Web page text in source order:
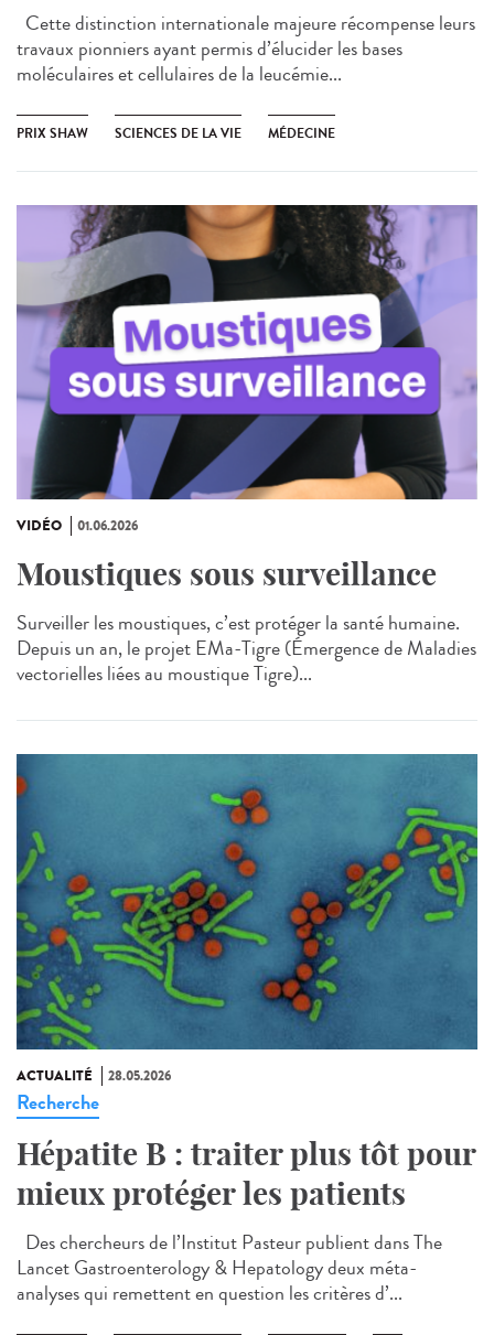
Cette distinction internationale majeure récompense leurs
travaux pionniers ayant permis d’élucider les bases
moléculaires et cellulaires de la leucémie...
PRIX SHAW SCIENCES DE LA VIE MÉDECINE
VIDÉO 01.06.2026
Moustiques sous surveillance
Surveiller les moustiques, c’est protéger la santé humaine.
Depuis un an, le projet EMa‑Tigre (Émergence de Maladies
vectorielles liées au moustique Tigre)...
ACTUALITÉ 28.05.2026
Recherche
Hépatite B : traiter plus tôt pour
mieux protéger les patients
Des chercheurs de l’Institut Pasteur publient dans The
Lancet Gastroenterology & Hepatology deux méta-
analyses qui remettent en question les critères d’...